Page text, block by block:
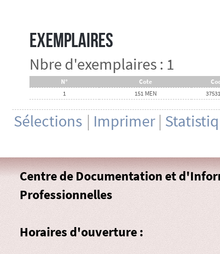
Exemplaires
Nbre d'exemplaires : 1
N° Cote
1
151 MEN
Sélections | Imprimer |
Centre de Documentation et
Professionnelles
Horaires d'ouverture :